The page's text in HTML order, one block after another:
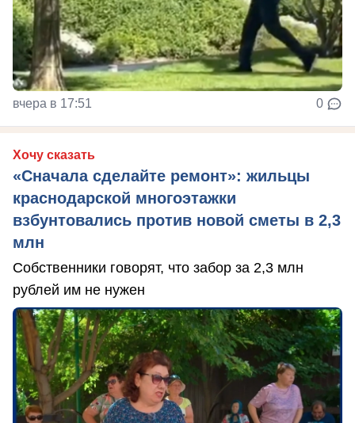
вчера в 17:51 0
Хочу сказать
«Сначала сделайте ремонт»: жильцы
краснодарской многоэтажки
взбунтовались против новой сметы в 2,3
млн
Собственники говорят, что забор за 2,3 млн
рублей им не нужен